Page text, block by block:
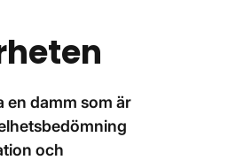
en damm som är
och